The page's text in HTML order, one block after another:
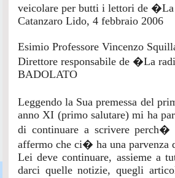
veicolare per butti i lettori de
Catanzaro Lido, 4 febbraio 2006
Esimio Professore Vincenzo
Direttore responsabile de �La
BADOLATO
Leggendo la Sua premessa del
anno XI (primo salutare) mi ha
di continuare a scrivere
affermo che ci� ha una
Lei deve continuare, assieme a
darci quelle notizie, quegli